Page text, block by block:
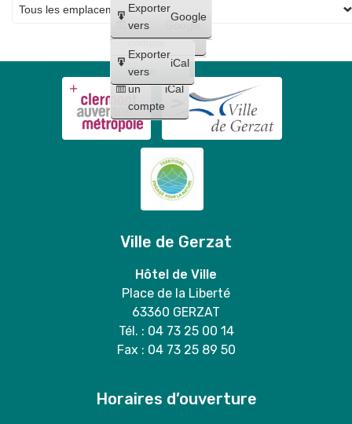
Créer
un
compte
Google
Créer
un
compte
iCal
Exporter
vers
Google
Exporter
vers
iCal
Ville de Gerzat
Hôtel de Ville
Place de la Liberté
63360 GERZAT
Tél. : 04 73 25 00 14
Fax : 04 73 25 89 50
Horaires d’ouverture